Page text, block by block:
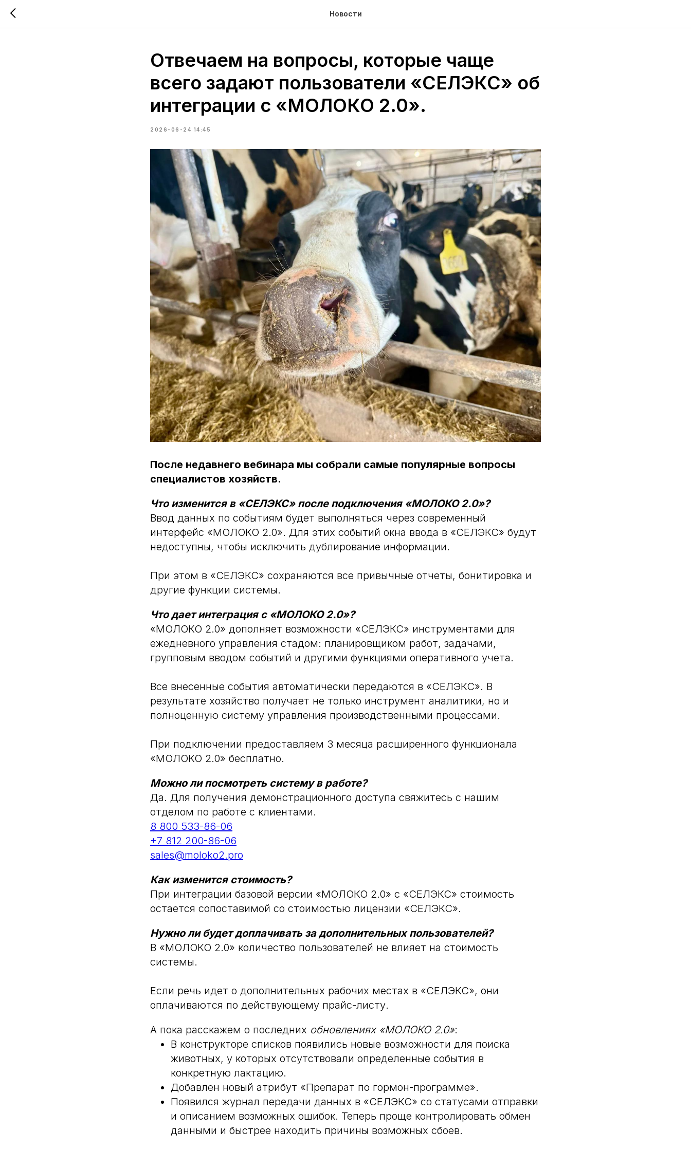
Новости
Отвечаем на вопросы, которые чаще
всего задают пользователи «СЕЛЭКС» об
интеграции с «МОЛОКО 2.0».
2026-06-24 14:45
После недавнего вебинара мы собрали самые популярные вопросы
специалистов хозяйств.
Что изменится в «СЕЛЭКС» после подключения «МОЛОКО 2.0»?
Ввод данных по событиям будет выполняться через современный
интерфейс «МОЛОКО 2.0». Для этих событий окна ввода в «СЕЛЭКС» будут
недоступны, чтобы исключить дублирование информации.
При этом в «СЕЛЭКС» сохраняются все привычные отчеты, бонитировка и
другие функции системы.
Что дает интеграция с «МОЛОКО 2.0»?
«МОЛОКО 2.0» дополняет возможности «СЕЛЭКС» инструментами для
ежедневного управления стадом: планировщиком работ, задачами,
групповым вводом событий и другими функциями оперативного учета.
Все внесенные события автоматически передаются в «СЕЛЭКС». В
результате хозяйство получает не только инструмент аналитики, но и
полноценную систему управления производственными процессами.
При подключении предоставляем 3 месяца расширенного функционала
«МОЛОКО 2.0» бесплатно.
Можно ли посмотреть систему в работе?
Да. Для получения демонстрационного доступа свяжитесь с нашим
отделом по работе с клиентами.
8 800 533-86-06
+7 812 200-86-06
sales@moloko2.pro
Как изменится стоимость?
При интеграции базовой версии «МОЛОКО 2.0» с «СЕЛЭКС» стоимость
остается сопоставимой со стоимостью лицензии «СЕЛЭКС».
Нужно ли будет доплачивать за дополнительных пользователей?
В «МОЛОКО 2.0» количество пользователей не влияет на стоимость
системы.
Если речь идет о дополнительных рабочих местах в «СЕЛЭКС», они
оплачиваются по действующему прайс-листу.
А пока расскажем о последних обновлениях «МОЛОКО 2.0»:
В конструкторе списков появились новые возможности для поиска
животных, у которых отсутствовали определенные события в
конкретную лактацию.
Добавлен новый атрибут «Препарат по гормон-программе».
Появился журнал передачи данных в «СЕЛЭКС» со статусами отправки
и описанием возможных ошибок. Теперь проще контролировать обмен
данными и быстрее находить причины возможных сбоев.